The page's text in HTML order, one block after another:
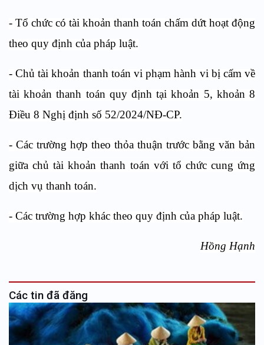
- Tổ chức có tài khoản thanh toán chấm dứt hoạt động
theo quy định của pháp luật.
- Chủ tài khoản thanh toán vi phạm hành vi bị cấm về
tài khoản thanh toán quy định tại khoản 5, khoản 8
Điều 8 Nghị định số 52/2024/NĐ-CP.
- Các trường hợp theo thỏa thuận trước bằng văn bản
giữa chủ tài khoản thanh toán với tổ chức cung ứng
dịch vụ thanh toán.
- Các trường hợp khác theo quy định của pháp luật.
Hồng Hạnh
Các tin đã đăng